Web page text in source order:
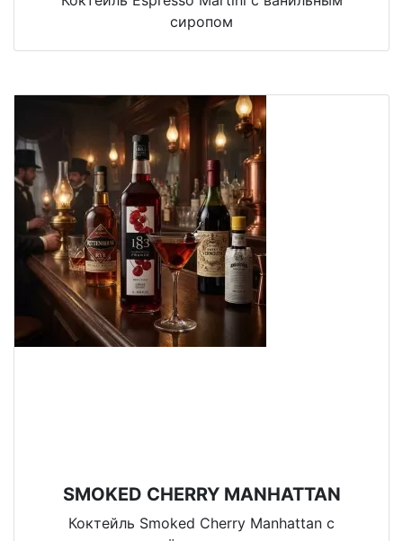
сиропом
SMOKED CHERRY MANHATTAN
Коктейль Smoked Cherry Manhattan с